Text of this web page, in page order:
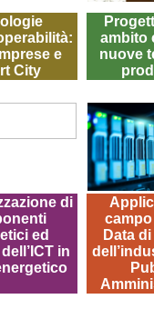
e
City
ambito
nuove
di
ed
in
Data